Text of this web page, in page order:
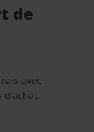
de
avec